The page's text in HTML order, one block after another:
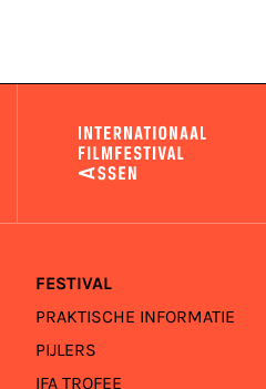
FESTIVAL
PRAKTISCHE INFORMATIE
PIJLERS
IFA TROFEE